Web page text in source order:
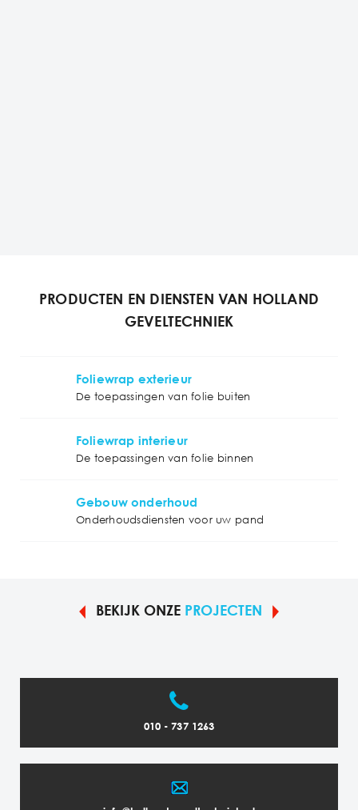
PRODUCTEN EN DIENSTEN VAN HOLLAND
GEVELTECHNIEK
Foliewrap exterieur
De toepassingen van folie buiten
Foliewrap interieur
De toepassingen van folie binnen
Gebouw onderhoud
Onderhoudsdiensten voor uw pand
BEKIJK ONZE PROJECTEN
010 - 737 1263